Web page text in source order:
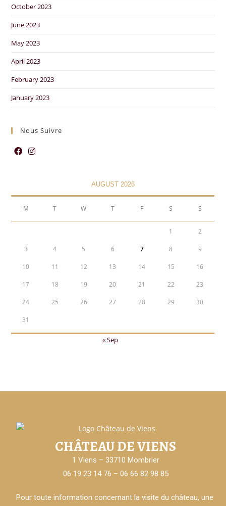
October 2023
June 2023
May 2023
April 2023
February 2023
January 2023
Nous Suivre
AUGUST 2026
M T W T F S S
1 2
3 4 5 6 7 8 9
10 11 12 13 14 15 16
17 18 19 20 21 22 23
24 25 26 27 28 29 30
31
« Sep
CHÂTEAU DE VIENS
1 Viens – 33710 Mombrier
06 19 23 14 76 – 06 66 82 98 85
Pour toute information concernant la visite du château, une